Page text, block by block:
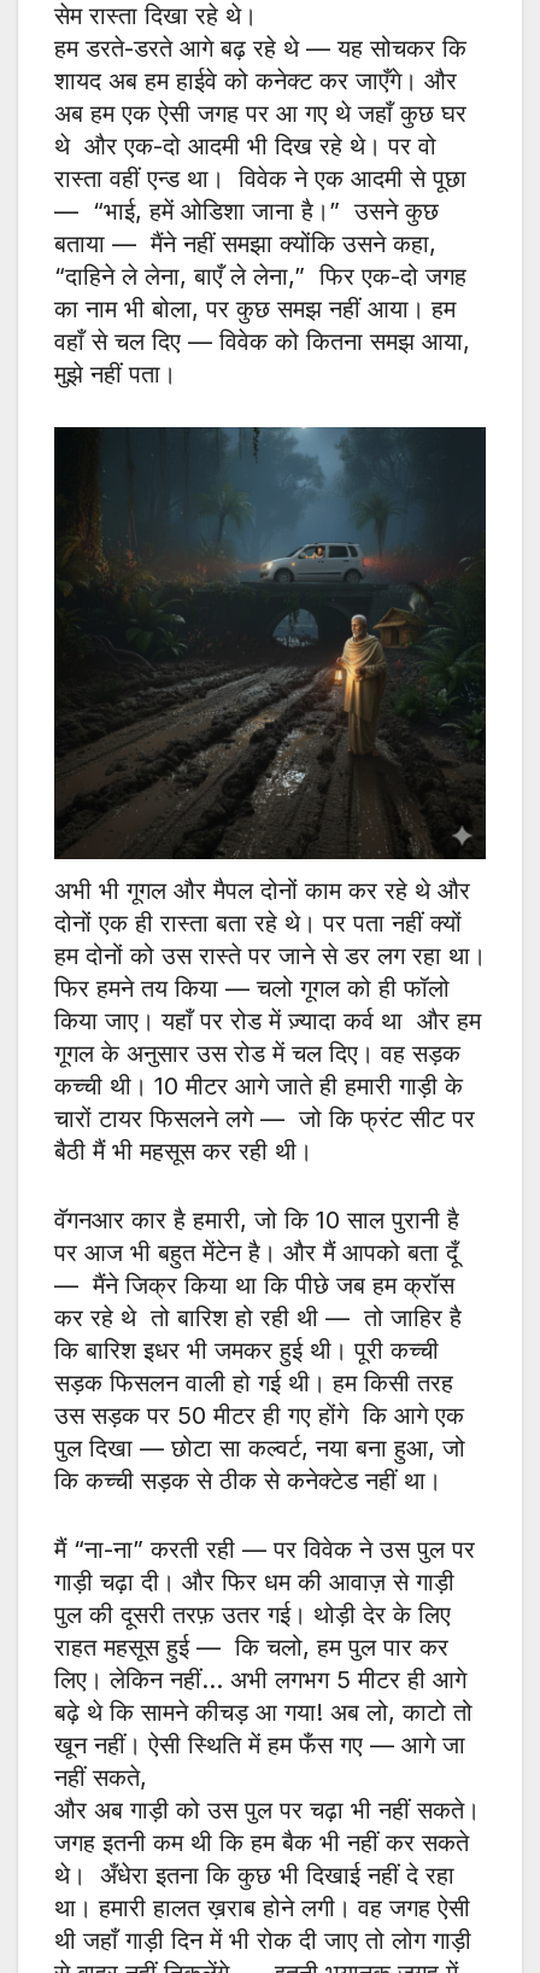
सेम रास्ता दिखा रहे थे।
हम डरते-डरते आगे बढ़ रहे थे — यह सोचकर कि
शायद अब हम हाईवे को कनेक्ट कर जाएँगे। और
अब हम एक ऐसी जगह पर आ गए थे जहाँ कुछ घर
थे और एक-दो आदमी भी दिख रहे थे। पर वो
रास्ता वहीं एन्ड था। विवेक ने एक आदमी से पूछा
— “भाई, हमें ओडिशा जाना है।” उसने कुछ
बताया — मैंने नहीं समझा क्योंकि उसने कहा,
“दाहिने ले लेना, बाएँ ले लेना,” फिर एक-दो जगह
का नाम भी बोला, पर कुछ समझ नहीं आया। हम
वहाँ से चल दिए — विवेक को कितना समझ आया,
मुझे नहीं पता।
अभी भी गूगल और मैपल दोनों काम कर रहे थे और
दोनों एक ही रास्ता बता रहे थे। पर पता नहीं क्यों
हम दोनों को उस रास्ते पर जाने से डर लग रहा था।
फिर हमने तय किया — चलो गूगल को ही फॉलो
किया जाए। यहाँ पर रोड में ज़्यादा कर्व था और हम
गूगल के अनुसार उस रोड में चल दिए। वह सड़क
कच्ची थी। 10 मीटर आगे जाते ही हमारी गाड़ी के
चारों टायर फिसलने लगे — जो कि फ्रंट सीट पर
बैठी मैं भी महसूस कर रही थी।
वॅगनआर कार है हमारी, जो कि 10 साल पुरानी है
पर आज भी बहुत मेंटेन है। और मैं आपको बता दूँ
— मैंने जिक्र किया था कि पीछे जब हम क्रॉस
कर रहे थे तो बारिश हो रही थी — तो जाहिर है
कि बारिश इधर भी जमकर हुई थी। पूरी कच्ची
सड़क फिसलन वाली हो गई थी। हम किसी तरह
उस सड़क पर 50 मीटर ही गए होंगे कि आगे एक
पुल दिखा — छोटा सा कल्वर्ट, नया बना हुआ, जो
कि कच्ची सड़क से ठीक से कनेक्टेड नहीं था।
मैं “ना-ना” करती रही — पर विवेक ने उस पुल पर
गाड़ी चढ़ा दी। और फिर धम की आवाज़ से गाड़ी
पुल की दूसरी तरफ़ उतर गई। थोड़ी देर के लिए
राहत महसूस हुई — कि चलो, हम पुल पार कर
लिए। लेकिन नहीं… अभी लगभग 5 मीटर ही आगे
बढ़े थे कि सामने कीचड़ आ गया! अब लो, काटो तो
खून नहीं। ऐसी स्थिति में हम फँस गए — आगे जा
नहीं सकते,
और अब गाड़ी को उस पुल पर चढ़ा भी नहीं सकते।
जगह इतनी कम थी कि हम बैक भी नहीं कर सकते
थे। अँधेरा इतना कि कुछ भी दिखाई नहीं दे रहा
था। हमारी हालत ख़राब होने लगी। वह जगह ऐसी
थी जहाँ गाड़ी दिन में भी रोक दी जाए तो लोग गाड़ी